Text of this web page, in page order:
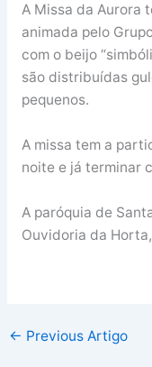
A Missa da Aurora
animada pelo
com o beijo
são distribuídas
pequenos.
A missa tem a
noite e já terminar
A paróquia de
Ouvidoria da
← Previous Artigo